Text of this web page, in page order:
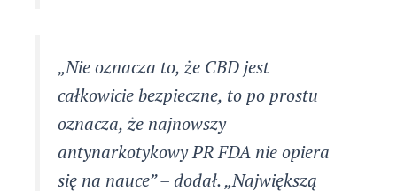
„Nie oznacza to, że CBD jest
całkowicie bezpieczne, to po prostu
oznacza, że ​​najnowszy
antynarkotykowy PR FDA nie opiera
się na nauce” – dodał. „Największą